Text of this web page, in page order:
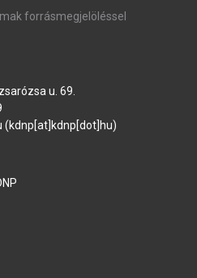
forrásmegjelöléssel
u. 69.
(kdnp[at]kdnp[dot]hu)